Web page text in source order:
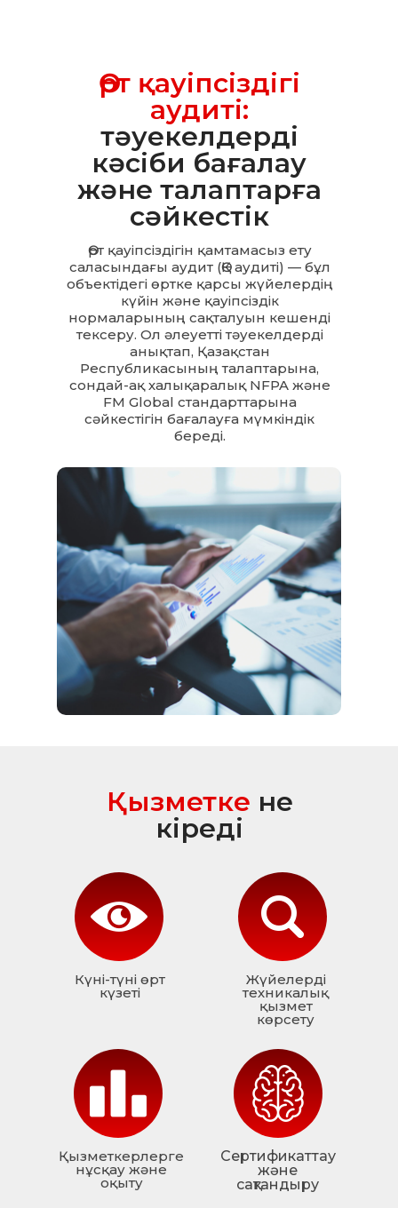
Өрт қауіпсіздігі
аудиті:
тәуекелдерді
кәсіби бағалау
және талаптарға
сәйкестік
Өрт қауіпсіздігін қамтамасыз ету
саласындағы аудит (ӨҚ аудиті) — бұл
объектідегі өртке қарсы жүйелердің
күйін және қауіпсіздік
нормаларының сақталуын кешенді
тексеру. Ол әлеуетті тәуекелдерді
анықтап, Қазақстан
Республикасының талаптарына,
сондай-ақ халықаралық NFPA және
FM Global стандарттарына
сәйкестігін бағалауға мүмкіндік
береді.
Қызметке не
кіреді
Күні-түні өрт
күзеті
Жүйелерді
техникалық
қызмет
көрсету
Қызметкерлерге
нұсқау және
оқыту
Сертификаттау
және
сақтандыру